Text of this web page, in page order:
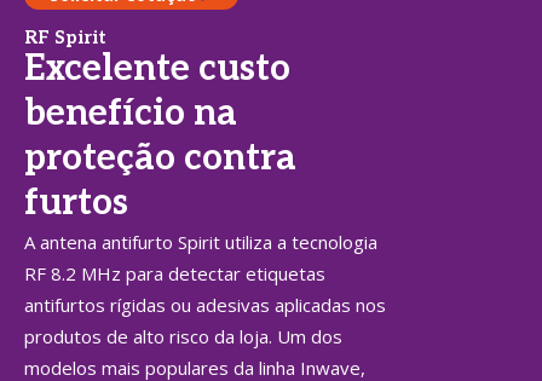
RF Spirit
Excelente custo
benefício na
proteção contra
furtos
A antena antifurto Spirit utiliza a tecnologia
RF 8.2 MHz para detectar etiquetas
antifurtos rígidas ou adesivas aplicadas nos
produtos de alto risco da loja. Um dos
modelos mais populares da linha Inwave,